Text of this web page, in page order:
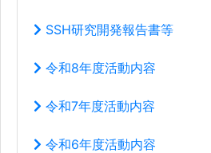
SSH研究開発報告書等
令和8年度活動内容
令和7年度活動内容
令和6年度活動内容